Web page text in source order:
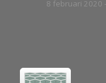
8 februari 2020